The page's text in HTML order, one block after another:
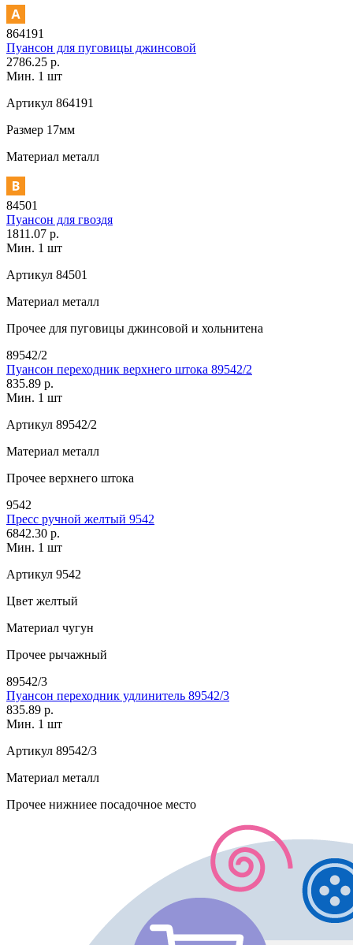
864191
Пуансон для пуговицы джинсовой
2786.25 р.
Мин. 1 шт
Артикул 864191
Размер 17мм
Материал металл
84501
Пуансон для гвоздя
1811.07 р.
Мин. 1 шт
Артикул 84501
Материал металл
Прочее для пуговицы джинсовой и хольнитена
89542/2
Пуансон переходник верхнего штока 89542/2
835.89 р.
Мин. 1 шт
Артикул 89542/2
Материал металл
Прочее верхнего штока
9542
Пресс ручной желтый 9542
6842.30 р.
Мин. 1 шт
Артикул 9542
Цвет желтый
Материал чугун
Прочее рычажный
89542/3
Пуансон переходник удлинитель 89542/3
835.89 р.
Мин. 1 шт
Артикул 89542/3
Материал металл
Прочее нижниее посадочное место